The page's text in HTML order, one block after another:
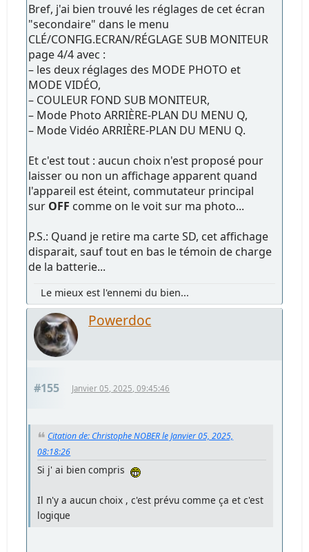
Bref, j'ai bien trouvé les réglages de cet écran
"secondaire" dans le menu
CLÉ/CONFIG.ECRAN/RÉGLAGE SUB MONITEUR
page 4/4 avec :
– les deux réglages des MODE PHOTO et
MODE VIDÉO,
– COULEUR FOND SUB MONITEUR,
– Mode Photo ARRIÈRE-PLAN DU MENU Q,
– Mode Vidéo ARRIÈRE-PLAN DU MENU Q.
Et c'est tout : aucun choix n'est proposé pour
laisser ou non un affichage apparent quand
l'appareil est éteint, commutateur principal
sur OFF comme on le voit sur ma photo...
P.S.: Quand je retire ma carte SD, cet affichage
disparait, sauf tout en bas le témoin de charge
de la batterie...
Le mieux est l'ennemi du bien...
Powerdoc
#155 Janvier 05, 2025, 09:45:46
Citation de: Christophe NOBER le Janvier 05, 2025,
08:18:26
Si j' ai bien compris
Il n'y a aucun choix , c'est prévu comme ça et c'est
logique